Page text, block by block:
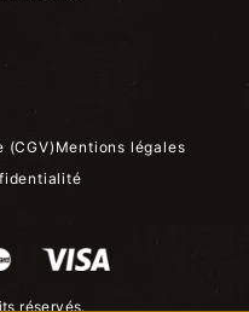
(CGV) Mentions légales
réservés.